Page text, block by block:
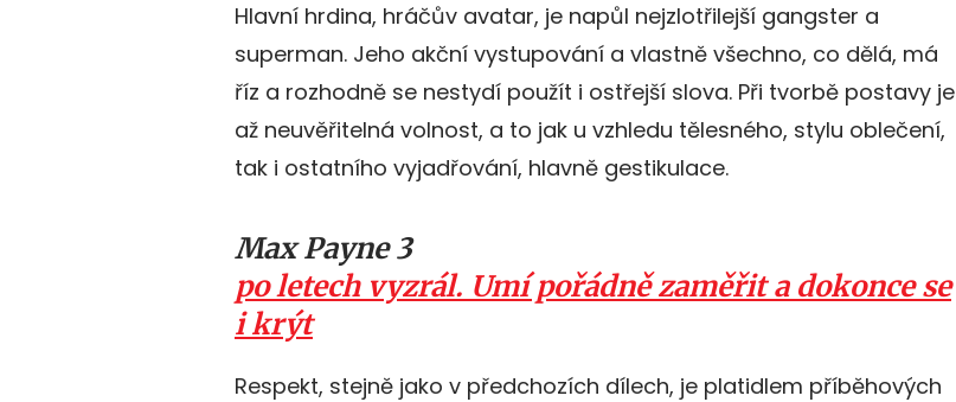
Hlavní hrdina, hráčův avatar, je napůl nejzlotřilejší gangster a
superman. Jeho akční vystupování a vlastně všechno, co dělá, má
říz a rozhodně se nestydí použít i ostřejší slova. Při tvorbě postavy je
až neuvěřitelná volnost, a to jak u vzhledu tělesného, stylu oblečení,
tak i ostatního vyjadřování, hlavně gestikulace.
Max Payne 3
po letech vyzrál. Umí pořádně zaměřit a dokonce se
i krýt
Respekt, stejně jako v předchozích dílech, je platidlem příběhových